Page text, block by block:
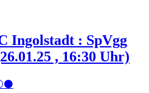
Ingolstadt : SpVgg
, 16:30 Uhr)